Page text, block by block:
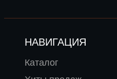
НАВИГАЦИЯ
Каталог